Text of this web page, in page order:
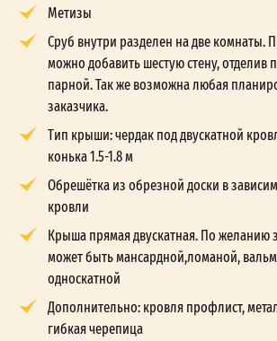
Метизы
Сруб внутри разделен на две комнаты.
можно добавить шестую стену,
парной. Так же возможна любая
заказчика.
Тип крыши: чердак под двускатной
конька 1.5-1.8 м
Обрешётка из обрезной доски в
кровли
Крыша прямая двускатная. По желанию
может быть мансардной,ломаной,
односкатной
Дополнительно: кровля профлист,
гибкая черепица